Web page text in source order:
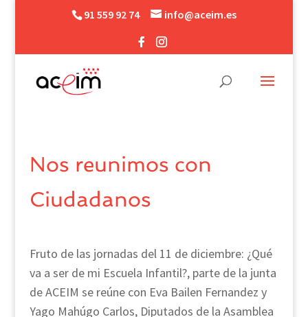
91 559 92 74 info@aceim.es
Nos reunimos con
Ciudadanos
Fruto de las jornadas del 11 de diciembre: ¿Qué
va a ser de mi Escuela Infantil?, parte de la junta
de ACEIM se reúne con Eva Bailen Fernandez y
Yago Mahúgo Carlos, Diputados de la Asamblea